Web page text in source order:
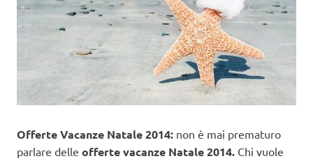
Offerte Vacanze Natale 2014: non è mai prematuro
parlare delle offerte vacanze Natale 2014. Chi vuole